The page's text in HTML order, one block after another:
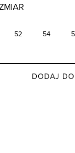
52 54
DODAJ